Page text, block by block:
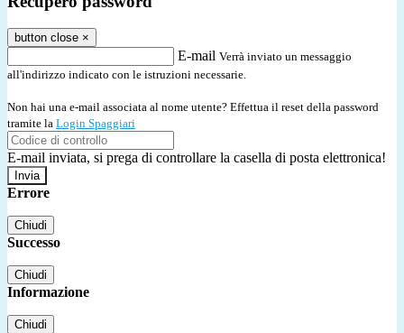
button close ×
E-mail Verrà inviato un messaggio
all'indirizzo indicato con le istruzioni necessarie.
Non hai una e-mail associata al nome utente? Effettua il reset della password
tramite la Login Spaggiari
E-mail inviata, si prega di controllare la casella di posta elettronica!
Errore
Chiudi
Successo
Chiudi
Informazione
Chiudi